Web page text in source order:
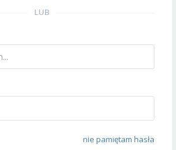
LUB
nie pamiętam hasła